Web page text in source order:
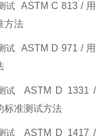
ASTM C 813 / 用
方法
ASTM D 971 / 用
ASTM D 1331 /
标准测试方法
ASTM D 1417 /